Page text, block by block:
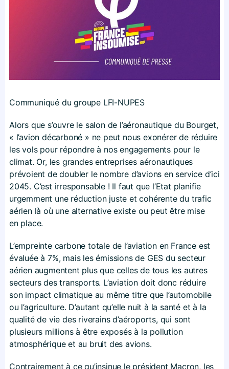
Communiqué du groupe LFI-NUPES
Alors que s’ouvre le salon de l’aéronautique du Bourget,
« l’avion décarboné » ne peut nous exonérer de réduire
les vols pour répondre à nos engagements pour le
climat. Or, les grandes entreprises aéronautiques
prévoient de doubler le nombre d’avions en service d’ici
2045. C’est irresponsable ! Il faut que l’Etat planifie
urgemment une réduction juste et cohérente du trafic
aérien là où une alternative existe ou peut être mise
en place.
L’empreinte carbone totale de l’aviation en France est
évaluée à 7%, mais les émissions de GES du secteur
aérien augmentent plus que celles de tous les autres
secteurs des transports. L’aviation doit donc réduire
son impact climatique au même titre que l’automobile
ou l’agriculture. D’autant qu’elle nuit à la santé et à la
qualité de vie des riverains d’aéroports, qui sont
plusieurs millions à être exposés à la pollution
atmosphérique et au bruit des avions.
Contrairement à ce qu’insinue le président Macron, les